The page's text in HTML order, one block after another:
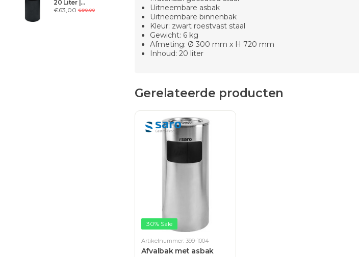
20 Liter |
Ø300xH720mm
€63,00 €90,00
Uitneembare asbak
Uitneembare binnenbak
Kleur: zwart roestvast staal
Gewicht: 6 kg
Afmeting: Ø 300 mm x H 720 mm
Inhoud: 20 liter
Gerelateerde producten
30% Sale
Artikelnummer: 399-1004
Afvalbak met asbak